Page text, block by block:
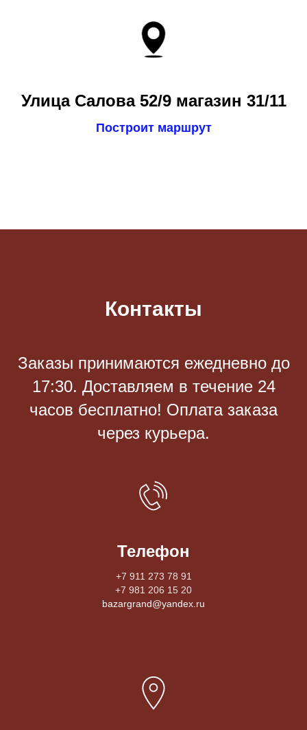
Улица Салова 52/9 магазин 31/11
Построит маршрут
Контакты
Заказы принимаются eжедневно до
17:30. Доставляем в течение 24
часов бесплатно! Оплата заказа
через курьера.
Телефон
+7 911 273 78 91
+7 981 206 15 20
bazargrand@yandex.ru